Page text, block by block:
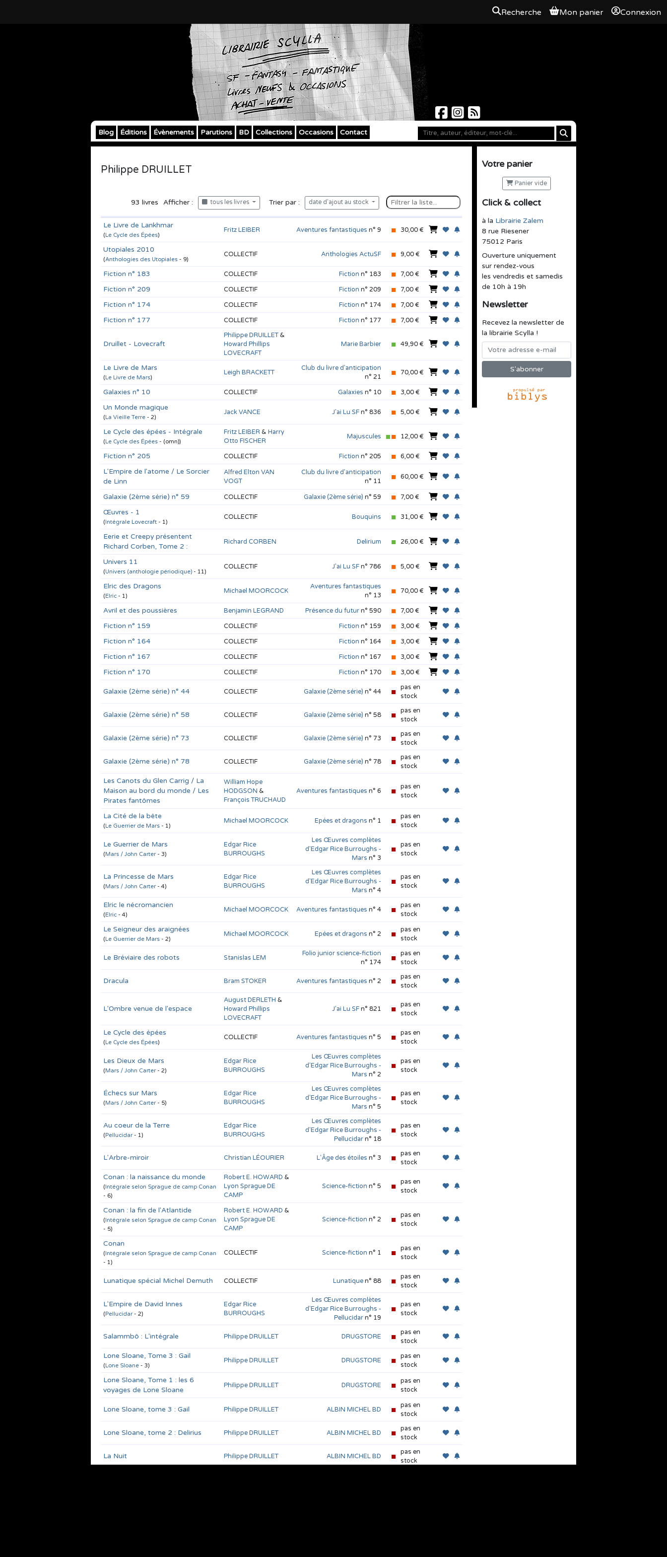
Recherche Mon panier Connexion
Blog Éditions Évènements Parutions BD Collections Occasions Contact
Votre panier
Panier vide
Click & collect
à la Librairie Zalem
8 rue Riesener
75012 Paris
Ouverture uniquement
sur rendez-vous
les vendredis et samedis
de 10h à 19h
Newsletter
Recevez la newsletter de
la librairie Scylla !
Philippe DRUILLET
93 livres Afficher : tous les livres Trier par : date d'ajout au stock
Le Livre de Lankhmar
(Le Cycle des Épées)
Fritz LEIBER Aventures fantastiques n° 9 30,00 €
Utopiales 2010
(Anthologies des Utopiales - 9)
COLLECTIF Anthologies ActuSF 9,00 €
Fiction n° 183 COLLECTIF Fiction n° 183 7,00 €
Fiction n° 209 COLLECTIF Fiction n° 209 7,00 €
Fiction n° 174 COLLECTIF Fiction n° 174 7,00 €
Fiction n° 177 COLLECTIF Fiction n° 177 7,00 €
Druillet - Lovecraft
Philippe DRUILLET&
Howard Phillips
LOVECRAFT
Marie Barbier 49,90 €
Le Livre de Mars
(Le Livre de Mars)
Leigh BRACKETT
Club du livre d'anticipation
n° 21
70,00 €
Galaxies n° 10 COLLECTIF Galaxies n° 10 3,00 €
Un Monde magique
(La Vieille Terre - 2)
Jack VANCE J'ai Lu SFn° 836 5,00 €
Le Cycle des épées - Intégrale
(Le Cycle des Épées - (omn))
Fritz LEIBER & Harry
Otto FISCHER
Majuscules 12,00 €
Fiction n° 205 COLLECTIF Fiction n° 205 6,00 €
L'Empire de l'atome / Le Sorcier
de Linn
Alfred Elton VAN
VOGT
Club du livre d'anticipation
n° 11
60,00 €
Galaxie (2ème série) n° 59 COLLECTIF Galaxie (2ème série) n° 59 7,00 €
Œuvres - 1
(Intégrale Lovecraft - 1)
COLLECTIF Bouquins 31,00 €
Eerie et Creepy présentent
Richard Corben, Tome 2 :
Richard CORBEN Delirium 26,00 €
Univers 11
(Univers (anthologie périodique) - 11)
COLLECTIF J'ai Lu SFn° 786 5,00 €
Elric des Dragons
(Elric - 1)
Michael MOORCOCK
Aventures fantastiques
n° 13
70,00 €
Avril et des poussières Benjamin LEGRAND Présence du futurn° 590 7,00 €
Fiction n° 159 COLLECTIF Fiction n° 159 3,00 €
Fiction n° 164 COLLECTIF Fiction n° 164 3,00 €
Fiction n° 167 COLLECTIF Fiction n° 167 3,00 €
Fiction n° 170 COLLECTIF Fiction n° 170 3,00 €
Galaxie (2ème série) n° 44 COLLECTIF Galaxie (2ème série) n° 44
pas en
stock
Galaxie (2ème série) n° 58 COLLECTIF Galaxie (2ème série) n° 58
pas en
stock
Galaxie (2ème série) n° 73 COLLECTIF Galaxie (2ème série) n° 73
pas en
stock
Galaxie (2ème série) n° 78 COLLECTIF Galaxie (2ème série) n° 78
pas en
stock
Les Canots du Glen Carrig / La
Maison au bord du monde / Les
Pirates fantômes
William Hope
HODGSON &
François TRUCHAUD
Aventures fantastiques n° 6
pas en
stock
La Cité de la bête
(Le Guerrier de Mars - 1)
Michael MOORCOCK Epées et dragons n° 1
pas en
stock
Le Guerrier de Mars
(Mars / John Carter- 3)
Edgar Rice
BURROUGHS
Les Œuvres complètes
d'Edgar Rice Burroughs -
Mars n° 3
pas en
stock
La Princesse de Mars
(Mars / John Carter- 4)
Edgar Rice
BURROUGHS
Les Œuvres complètes
d'Edgar Rice Burroughs -
Mars n° 4
pas en
stock
Elric le nécromancien
(Elric - 4)
Michael MOORCOCK Aventures fantastiques n° 4
pas en
stock
Le Seigneur des araignées
(Le Guerrier de Mars - 2)
Michael MOORCOCK Epées et dragons n° 2
pas en
stock
Le Bréviaire des robots Stanislas LEM
Folio junior science-fiction
n° 174
pas en
stock
Dracula Bram STOKER Aventures fantastiques n° 2
pas en
stock
L'Ombre venue de l'espace
August DERLETH &
Howard Phillips
LOVECRAFT
J'ai Lu SFn° 821
pas en
stock
Le Cycle des épées
(Le Cycle des Épées)
COLLECTIF Aventures fantastiques n° 5
pas en
stock
Les Dieux de Mars
(Mars / John Carter- 2)
Edgar Rice
BURROUGHS
Les Œuvres complètes
d'Edgar Rice Burroughs -
Mars n° 2
pas en
stock
Échecs sur Mars
(Mars / John Carter- 5)
Edgar Rice
BURROUGHS
Les Œuvres complètes
d'Edgar Rice Burroughs -
Mars n° 5
pas en
stock
Au coeur de la Terre
(Pellucidar- 1)
Edgar Rice
BURROUGHS
Les Œuvres complètes
d'Edgar Rice Burroughs -
Pellucidarn° 18
pas en
stock
L'Arbre-miroir Christian LÉOURIER L'Âge des étoiles n° 3
pas en
stock
Conan : la naissance du monde
(Intégrale selon Sprague de camp Conan
- 6)
Robert E. HOWARD &
Lyon Sprague DE
CAMP
Science-fiction n° 5
pas en
stock
Conan : la fin de l'Atlantide
(Intégrale selon Sprague de camp Conan
- 5)
Robert E. HOWARD &
Lyon Sprague DE
CAMP
Science-fiction n° 2
pas en
stock
Conan
(Intégrale selon Sprague de camp Conan
- 1)
COLLECTIF Science-fiction n° 1
pas en
stock
Lunatique spécial Michel Demuth COLLECTIF Lunatiquen° 88
pas en
stock
L'Empire de David Innes
(Pellucidar- 2)
Edgar Rice
BURROUGHS
Les Œuvres complètes
d'Edgar Rice Burroughs -
Pellucidarn° 19
pas en
stock
Salammbô : L'intégrale Philippe DRUILLET DRUGSTORE
pas en
stock
Lone Sloane, Tome 3 : Gail
(Lone Sloane - 3)
Philippe DRUILLET DRUGSTORE
pas en
stock
Lone Sloane, Tome 1 : les 6
voyages de Lone Sloane
Philippe DRUILLET DRUGSTORE
pas en
stock
Lone Sloane, tome 3 : Gail Philippe DRUILLET ALBIN MICHEL BD
pas en
stock
Lone Sloane, tome 2 : Delirius Philippe DRUILLET ALBIN MICHEL BD
pas en
stock
La Nuit Philippe DRUILLET ALBIN MICHEL BD
pas en
stock